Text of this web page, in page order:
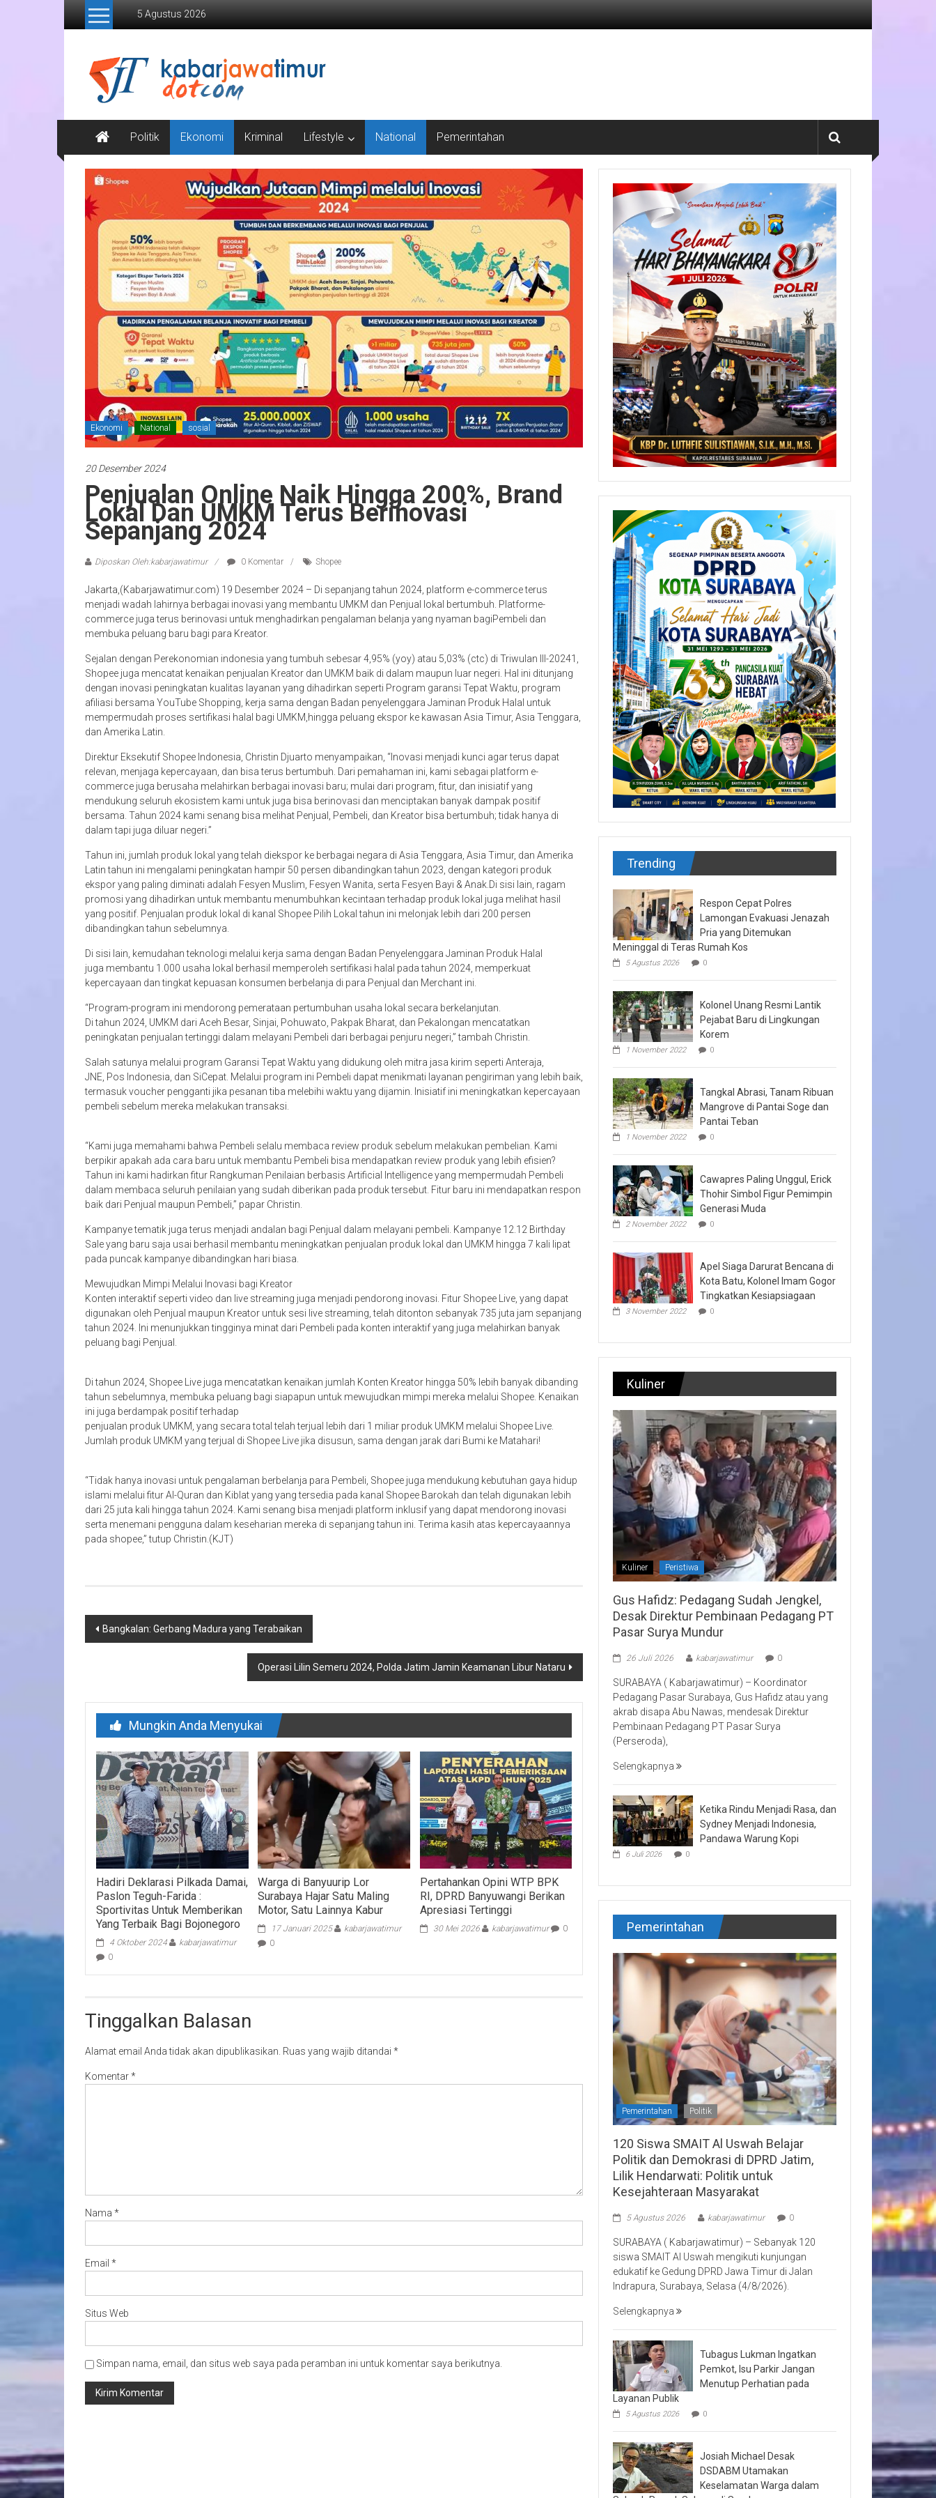
Lompat
5 Agustus 2026
Kabar
Jawa
Timur
Media
Online
Jawa
Timur
Politik Ekonomi Kriminal Lifestyle National Pemerintahan
Ekonomi National sosial
20 Desember 2024
Penjualan Online Naik Hingga 200%, Brand
Lokal Dan UMKM Terus Berinovasi
Sepanjang 2024
Diposkan Oleh:kabarjawatimur 0 Komentar Shopee
Jakarta,(Kabarjawatimur.com) 19 Desember 2024 – Di sepanjang tahun 2024, platform e-commerce terus
menjadi wadah lahirnya berbagai inovasi yang membantu UMKM dan Penjual lokal bertumbuh. Platforme-
commerce juga terus berinovasi untuk menghadirkan pengalaman belanja yang nyaman bagiPembeli dan
membuka peluang baru bagi para Kreator.
Sejalan dengan Perekonomian indonesia yang tumbuh sebesar 4,95% (yoy) atau 5,03% (ctc) di Triwulan III-20241,
Shopee juga mencatat kenaikan penjualan Kreator dan UMKM baik di dalam maupun luar negeri. Hal ini ditunjang
dengan inovasi peningkatan kualitas layanan yang dihadirkan seperti Program garansi Tepat Waktu, program
afiliasi bersama YouTube Shopping, kerja sama dengan Badan penyelenggara Jaminan Produk Halal untuk
mempermudah proses sertifikasi halal bagi UMKM,hingga peluang ekspor ke kawasan Asia Timur, Asia Tenggara,
dan Amerika Latin.
Direktur Eksekutif Shopee Indonesia, Christin Djuarto menyampaikan, “Inovasi menjadi kunci agar terus dapat
relevan, menjaga kepercayaan, dan bisa terus bertumbuh. Dari pemahaman ini, kami sebagai platform e-
commerce juga berusaha melahirkan berbagai inovasi baru; mulai dari program, fitur, dan inisiatif yang
mendukung seluruh ekosistem kami untuk juga bisa berinovasi dan menciptakan banyak dampak positif
bersama. Tahun 2024 kami senang bisa melihat Penjual, Pembeli, dan Kreator bisa bertumbuh; tidak hanya di
dalam tapi juga diluar negeri.”
Tahun ini, jumlah produk lokal yang telah diekspor ke berbagai negara di Asia Tenggara, Asia Timur, dan Amerika
Latin tahun ini mengalami peningkatan hampir 50 persen dibandingkan tahun 2023, dengan kategori produk
ekspor yang paling diminati adalah Fesyen Muslim, Fesyen Wanita, serta Fesyen Bayi & Anak.Di sisi lain, ragam
promosi yang dihadirkan untuk membantu menumbuhkan kecintaan terhadap produk lokal juga melihat hasil
yang positif. Penjualan produk lokal di kanal Shopee Pilih Lokal tahun ini melonjak lebih dari 200 persen
dibandingkan tahun sebelumnya.
Di sisi lain, kemudahan teknologi melalui kerja sama dengan Badan Penyelenggara Jaminan Produk Halal
juga membantu 1.000 usaha lokal berhasil memperoleh sertifikasi halal pada tahun 2024, memperkuat
kepercayaan dan tingkat kepuasan konsumen berbelanja di para Penjual dan Merchant ini.
“Program-program ini mendorong pemerataan pertumbuhan usaha lokal secara berkelanjutan.
Di tahun 2024, UMKM dari Aceh Besar, Sinjai, Pohuwato, Pakpak Bharat, dan Pekalongan mencatatkan
peningkatan penjualan tertinggi dalam melayani Pembeli dari berbagai penjuru negeri,” tambah Christin.
Salah satunya melalui program Garansi Tepat Waktu yang didukung oleh mitra jasa kirim seperti Anteraja,
JNE, Pos Indonesia, dan SiCepat. Melalui program ini Pembeli dapat menikmati layanan pengiriman yang lebih baik,
termasuk voucher pengganti jika pesanan tiba melebihi waktu yang dijamin. Inisiatif ini meningkatkan kepercayaan
pembeli sebelum mereka melakukan transaksi.
“Kami juga memahami bahwa Pembeli selalu membaca review produk sebelum melakukan pembelian. Kami
berpikir apakah ada cara baru untuk membantu Pembeli bisa mendapatkan review produk yang lebih efisien?
Tahun ini kami hadirkan fitur Rangkuman Penilaian berbasis Artificial Intelligence yang mempermudah Pembeli
dalam membaca seluruh penilaian yang sudah diberikan pada produk tersebut. Fitur baru ini mendapatkan respon
baik dari Penjual maupun Pembeli,” papar Christin.
Kampanye tematik juga terus menjadi andalan bagi Penjual dalam melayani pembeli. Kampanye 12.12 Birthday
Sale yang baru saja usai berhasil membantu meningkatkan penjualan produk lokal dan UMKM hingga 7 kali lipat
pada puncak kampanye dibandingkan hari biasa.
Mewujudkan Mimpi Melalui Inovasi bagi Kreator
Konten interaktif seperti video dan live streaming juga menjadi pendorong inovasi. Fitur Shopee Live, yang dapat
digunakan oleh Penjual maupun Kreator untuk sesi live streaming, telah ditonton sebanyak 735 juta jam sepanjang
tahun 2024. Ini menunjukkan tingginya minat dari Pembeli pada konten interaktif yang juga melahirkan banyak
peluang bagi Penjual.
Di tahun 2024, Shopee Live juga mencatatkan kenaikan jumlah Konten Kreator hingga 50% lebih banyak dibanding
tahun sebelumnya, membuka peluang bagi siapapun untuk mewujudkan mimpi mereka melalui Shopee. Kenaikan
ini juga berdampak positif terhadap
penjualan produk UMKM, yang secara total telah terjual lebih dari 1 miliar produk UMKM melalui Shopee Live.
Jumlah produk UMKM yang terjual di Shopee Live jika disusun, sama dengan jarak dari Bumi ke Matahari!
“Tidak hanya inovasi untuk pengalaman berbelanja para Pembeli, Shopee juga mendukung kebutuhan gaya hidup
islami melalui fitur Al-Quran dan Kiblat yang yang tersedia pada kanal Shopee Barokah dan telah digunakan lebih
dari 25 juta kali hingga tahun 2024. Kami senang bisa menjadi platform inklusif yang dapat mendorong inovasi
serta menemani pengguna dalam keseharian mereka di sepanjang tahun ini. Terima kasih atas kepercayaannya
pada shopee,” tutup Christin.(KJT)
Navigasi
Bangkalan: Gerbang Madura yang Terabaikan
Operasi Lilin Semeru 2024, Polda Jatim Jamin Keamanan Libur Nataru
Mungkin Anda Menyukai
Hadiri Deklarasi Pilkada Damai,
Paslon Teguh-Farida :
Sportivitas Untuk Memberikan
Yang Terbaik Bagi Bojonegoro
4 Oktober 2024
kabarjawatimur
0
Warga di Banyuurip Lor
Surabaya Hajar Satu Maling
Motor, Satu Lainnya Kabur
17 Januari 2025
kabarjawatimur
0
Pertahankan Opini WTP BPK
RI, DPRD Banyuwangi Berikan
Apresiasi Tertinggi
30 Mei 2026 kabarjawatimur 0
Tinggalkan Balasan
Alamat email Anda tidak akan dipublikasikan. Ruas yang wajib ditandai *
Komentar*
Nama *
Email *
Situs Web
Simpan nama, email, dan situs web saya pada peramban ini untuk komentar saya berikutnya.
Trending
Respon Cepat Polres
Lamongan Evakuasi Jenazah
Pria yang Ditemukan
Meninggal di Teras Rumah Kos
5 Agustus 2026 0
Kolonel Unang Resmi Lantik
Pejabat Baru di Lingkungan
Korem
1 November 2022 0
Tangkal Abrasi, Tanam Ribuan
Mangrove di Pantai Soge dan
Pantai Teban
1 November 2022 0
Cawapres Paling Unggul, Erick
Thohir Simbol Figur Pemimpin
Generasi Muda
2 November 2022 0
Apel Siaga Darurat Bencana di
Kota Batu, Kolonel Imam Gogor
Tingkatkan Kesiapsiagaan
3 November 2022 0
Kuliner
Kuliner Peristiwa
Gus Hafidz: Pedagang Sudah Jengkel,
Desak Direktur Pembinaan Pedagang PT
Pasar Surya Mundur
26 Juli 2026 kabarjawatimur 0
SURABAYA ( Kabarjawatimur) – Koordinator
Pedagang Pasar Surabaya, Gus Hafidz atau yang
akrab disapa Abu Nawas, mendesak Direktur
Pembinaan Pedagang PT Pasar Surya
(Perseroda),
Selengkapnya
Ketika Rindu Menjadi Rasa, dan
Sydney Menjadi Indonesia,
Pandawa Warung Kopi
6 Juli 2026 0
Pemerintahan
Pemerintahan Politik
120 Siswa SMAIT Al Uswah Belajar
Politik dan Demokrasi di DPRD Jatim,
Lilik Hendarwati: Politik untuk
Kesejahteraan Masyarakat
5 Agustus 2026 kabarjawatimur 0
SURABAYA ( Kabarjawatimur) – Sebanyak 120
siswa SMAIT Al Uswah mengikuti kunjungan
edukatif ke Gedung DPRD Jawa Timur di Jalan
Indrapura, Surabaya, Selasa (4/8/2026).
Selengkapnya
Tubagus Lukman Ingatkan
Pemkot, Isu Parkir Jangan
Menutup Perhatian pada
Layanan Publik
5 Agustus 2026 0
Josiah Michael Desak
DSDABM Utamakan
Keselamatan Warga dalam